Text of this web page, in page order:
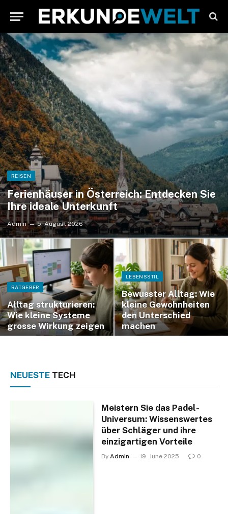
REISEN
Ferienhäuser in Österreich: Entdecken Sie
Ihre ideale Unterkunft
Admin 5. August 2026
RATGEBER
Alltag strukturieren:
Wie kleine Systeme
grosse Wirkung zeigen
LEBENSSTIL
Bewusster Alltag: Wie
kleine Gewohnheiten
den Unterschied
machen
NEUESTE TECH
Meistern Sie das Padel-
Universum: Wissenswertes
über Schläger und ihre
einzigartigen Vorteile
By Admin 19. June 2025 0